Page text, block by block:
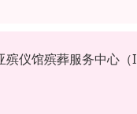
仪馆殡葬服务中心（